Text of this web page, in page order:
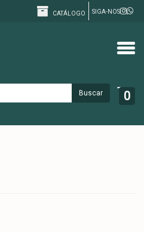
CATÁLOGO SIGA-NOS
Buscar 0